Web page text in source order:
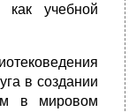
как учебной
в создании
в мировом